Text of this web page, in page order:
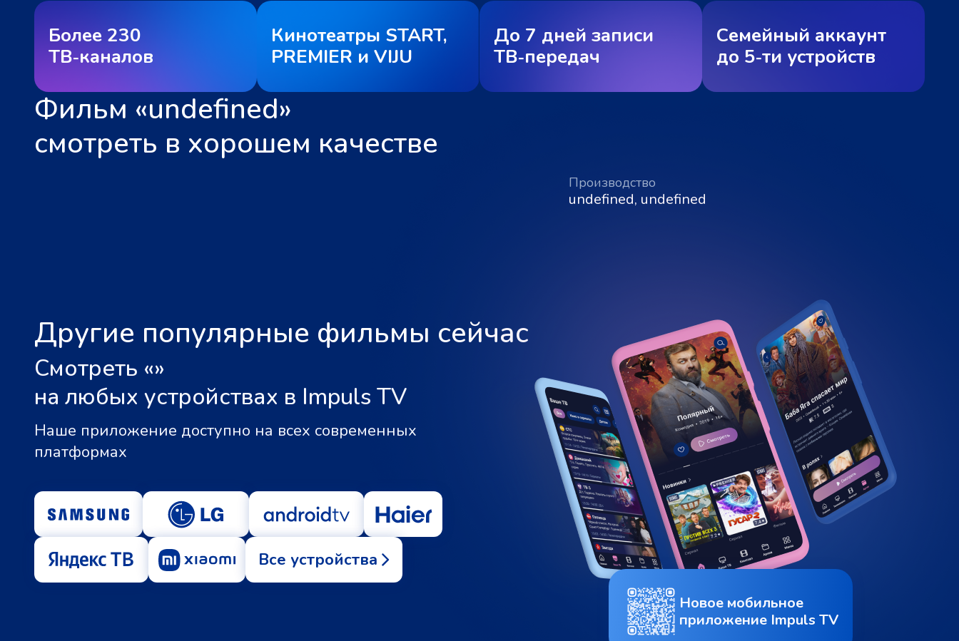
Более 230
ТВ‑каналов
Кинотеатры START,
PREMIER и VIJU
До 7 дней записи
ТВ‑передач
Семейный аккаунт
до 5‑ти устройств
Фильм «undefined»
смотреть в хорошем качестве
Производство
undefined, undefined
Другие популярные фильмы сейчас
Смотреть «»
на любых устройствах в Impuls TV
Наше приложение доступно на всех современных
платформах
Все устройства
Новое мобильное
приложение Impuls TV